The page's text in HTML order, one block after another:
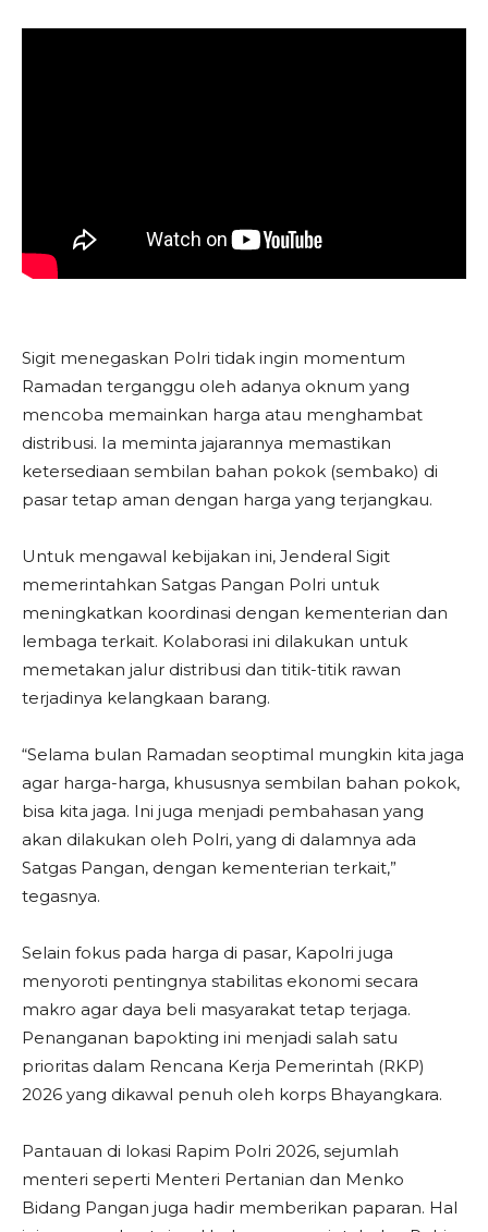
Sigit menegaskan Polri tidak ingin momentum
Ramadan terganggu oleh adanya oknum yang
mencoba memainkan harga atau menghambat
distribusi. Ia meminta jajarannya memastikan
ketersediaan sembilan bahan pokok (sembako) di
pasar tetap aman dengan harga yang terjangkau.
Untuk mengawal kebijakan ini, Jenderal Sigit
memerintahkan Satgas Pangan Polri untuk
meningkatkan koordinasi dengan kementerian dan
lembaga terkait. Kolaborasi ini dilakukan untuk
memetakan jalur distribusi dan titik-titik rawan
terjadinya kelangkaan barang.
“Selama bulan Ramadan seoptimal mungkin kita jaga
agar harga-harga, khususnya sembilan bahan pokok,
bisa kita jaga. Ini juga menjadi pembahasan yang
akan dilakukan oleh Polri, yang di dalamnya ada
Satgas Pangan, dengan kementerian terkait,”
tegasnya.
Selain fokus pada harga di pasar, Kapolri juga
menyoroti pentingnya stabilitas ekonomi secara
makro agar daya beli masyarakat tetap terjaga.
Penanganan bapokting ini menjadi salah satu
prioritas dalam Rencana Kerja Pemerintah (RKP)
2026 yang dikawal penuh oleh korps Bhayangkara.
Pantauan di lokasi Rapim Polri 2026, sejumlah
menteri seperti Menteri Pertanian dan Menko
Bidang Pangan juga hadir memberikan paparan. Hal